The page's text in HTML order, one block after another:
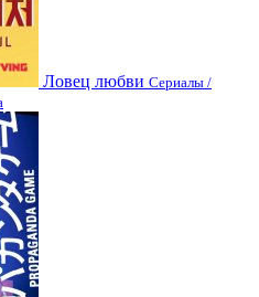
Ловец любви Сериалы /